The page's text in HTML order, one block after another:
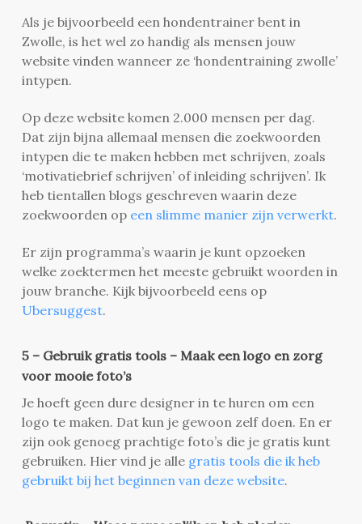
Als je bijvoorbeeld een hondentrainer bent in
Zwolle, is het wel zo handig als mensen jouw
website vinden wanneer ze ‘hondentraining zwolle’
intypen.
Op deze website komen 2.000 mensen per dag.
Dat zijn bijna allemaal mensen die zoekwoorden
intypen die te maken hebben met schrijven, zoals
‘motivatiebrief schrijven’ of inleiding schrijven’. Ik
heb tientallen blogs geschreven waarin deze
zoekwoorden op een slimme manier zijn verwerkt.
Er zijn programma’s waarin je kunt opzoeken
welke zoektermen het meeste gebruikt woorden in
jouw branche. Kijk bijvoorbeeld eens op
Ubersuggest.
5 – Gebruik gratis tools – Maak een logo en zorg
voor mooie foto’s
Je hoeft geen dure designer in te huren om een
logo te maken. Dat kun je gewoon zelf doen. En er
zijn ook genoeg prachtige foto’s die je gratis kunt
gebruiken. Hier vind je alle gratis tools die ik heb
gebruikt bij het beginnen van deze website.